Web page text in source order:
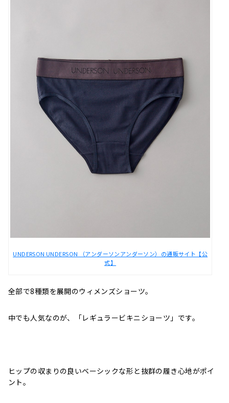
UNDERSON UNDERSON （アンダーソンアンダーソン）の通販サイト【公
式】
全部で8種類を展開のウィメンズショーツ。
中でも人気なのが、「レギュラービキニショーツ」です。
ヒップの収まりの良いベーシックな形と抜群の履き心地がポイ
ント。